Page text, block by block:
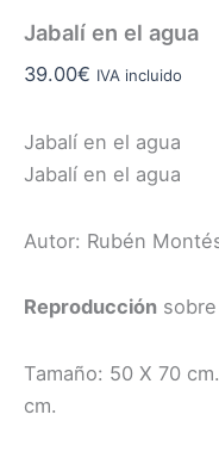
Jabalí en el agua
39.00€ IVA incluido
Jabalí en el agua
Jabalí en el agua
Autor: Rubén
Reproducción
Tamaño: 50 X 70
cm.